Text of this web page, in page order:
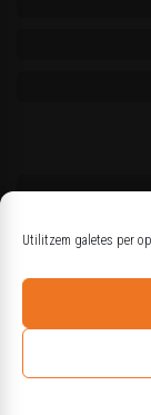
Utilitzem galetes per